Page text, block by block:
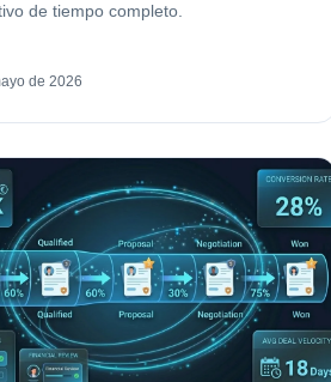
de tiempo completo.
de 2026